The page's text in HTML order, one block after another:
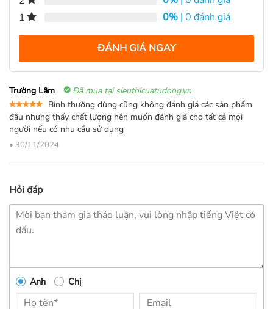
1
0% | 0 đánh giá
ĐÁNH GIÁ NGAY
Trường Lâm Đã mua tại sieuthicuatudong.vn
Được xếp
hạng55
sao
Bình thường dùng cũng không đánh giá các sản phẩm
đâu nhưng thấy chất lượng nên muốn đánh giá cho tất cả mọi
người nếu có nhu cầu sử dụng
• 30/11/2024
Hỏi đáp
Anh Chị